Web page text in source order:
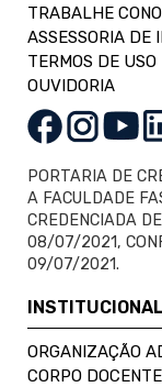
TRABALHE
ASSESSORIA DE
TERMOS DE USO
OUVIDORIA
PORTARIA DE
A FACULDADE
CREDENCIADA
08/07/2021,
09/07/2021.
INSTITUCIONAL
ORGANIZAÇÃO
CORPO DOCENTE